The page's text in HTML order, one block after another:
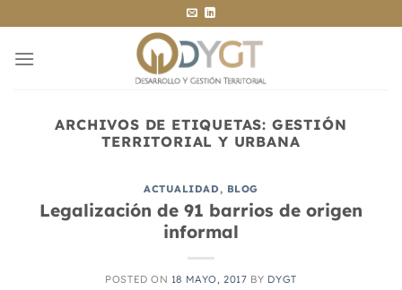
al
contenido
ARCHIVOS DE ETIQUETAS: GESTIÓN
TERRITORIAL Y URBANA
ACTUALIDAD, BLOG
Legalización de 91 barrios de origen
informal
POSTED ON 18 MAYO, 2017 BY DYGT